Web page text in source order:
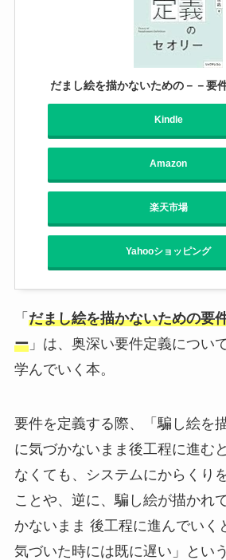
だまし絵を描かないための－－要
Kindle
Amazon
楽天市場
Yahooショッピング
「 だまし絵を描かないための要
ー」は、奥深い要件定義につい
学んでいく本。
要件を定義する際、「騙し絵を
に気づかないまま後工程に進む
なくても、システムにからくり
ことや、逆に、騙し絵が描かれ
かないまま 後工程に進んでいく
気づいた時には既に遅い」とい